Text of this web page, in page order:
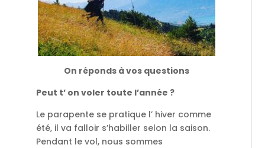
On réponds à vos questions
Peut t’ on voler toute l’année ?
Le parapente se pratique l’ hiver comme
été, il va falloir s’habiller selon la saison.
Pendant le vol, nous sommes